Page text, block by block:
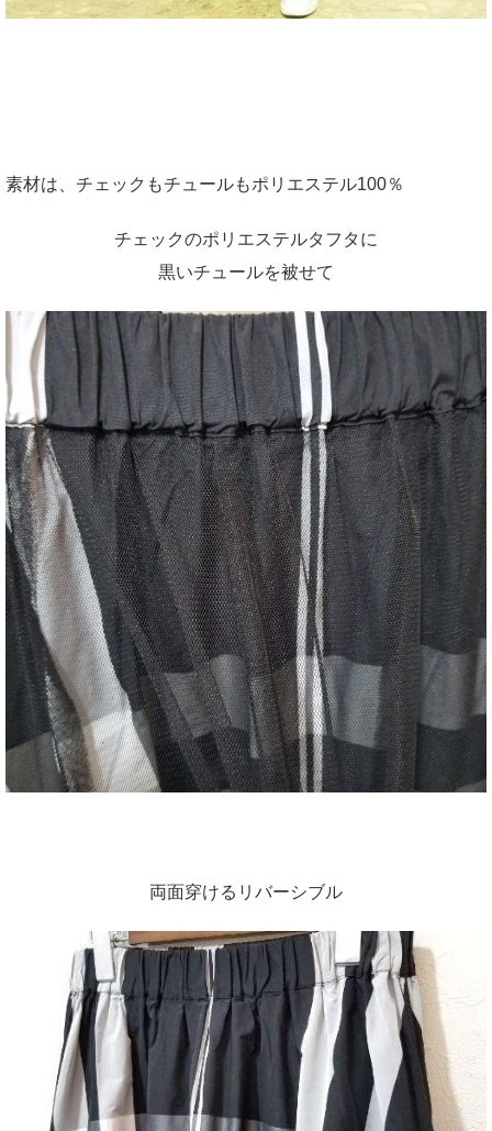
素材は、チェックもチュールもポリエステル100％
チェックのポリエステルタフタに
黒いチュールを被せて
両面穿けるリバーシブル